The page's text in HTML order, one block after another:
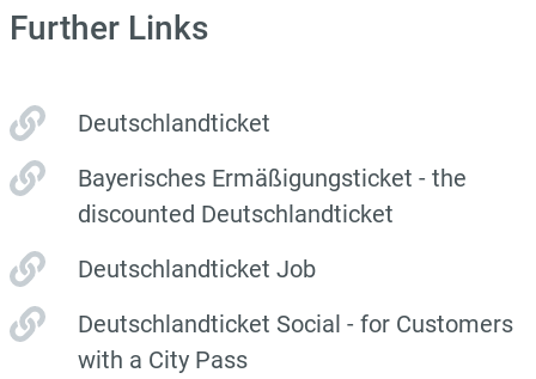
Further Links
Deutschlandticket
Bayerisches Ermäßigungsticket - the
discounted Deutschlandticket
Deutschlandticket Job
Deutschlandticket Social - for Customers
with a City Pass